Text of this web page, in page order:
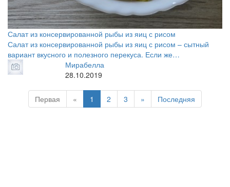
Салат из консервированной рыбы из яиц с рисом
Салат из консервированной рыбы из яиц с рисом – сытный
вариант вкусного и полезного перекуса. Если же…
Мирабелла
28.10.2019
Первая « 1 2 3 » Последняя